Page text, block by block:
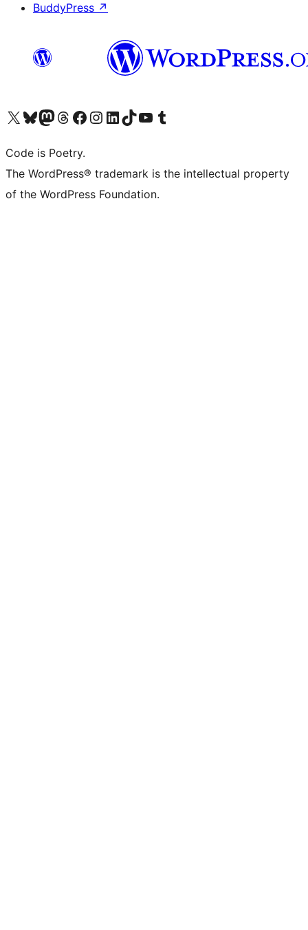
BuddyPress ↗
Visita il nostro account X (ex Twitter)
Visita il nostro account Bluesky
Visita il nostro account Mastodon
Visita il nostro account Threads
Visita la nostra pagina Facebook
Visita il nostro account Instagram
Visita il nostro account LinkedIn
Visita il nostro account TikTok
Visita il nostro canale YouTube
Visita il nostro account Tumblr
Code is Poetry.
The WordPress® trademark is the intellectual property
of the WordPress Foundation.